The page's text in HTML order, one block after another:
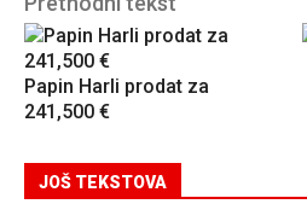
Papin Harli prodat za
241,500 €
JOŠ TEKSTOVA